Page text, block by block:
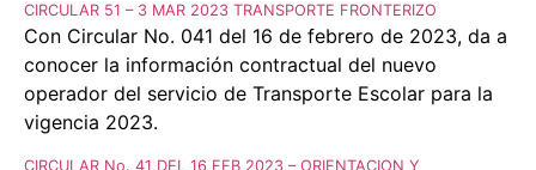
CIRCULAR 51 – 3 MAR 2023 TRANSPORTE FRONTERIZO
Con Circular No. 041 del 16 de febrero de 2023, da a
conocer la información contractual del nuevo
operador del servicio de Transporte Escolar para la
vigencia 2023.
CIRCULAR No. 41 DEL 16 FEB 2023 – ORIENTACION Y